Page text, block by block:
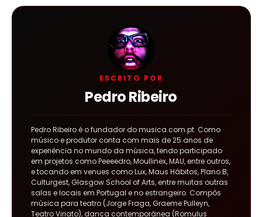
ESCRITO POR
Pedro Ribeiro
Pedro Ribeiro é o fundador do musica.com.pt. Como
músico e produtor conta com mais de 25 anos de
experiência no mundo da música, tendo participado
em projetos como Peeeedro, Moullinex, MAU, entre outros,
e tocando em venues como Lux, Maus Hábitos, Plano B,
Culturgest, Glasgow School of Arts, entre muitas outras
salas e locais em Portugal e no estrangeiro. Compôs
música para teatro (Jorge Fraga, Graeme Pulleyn,
Teatro Viriato), dança contemporânea (Romulus